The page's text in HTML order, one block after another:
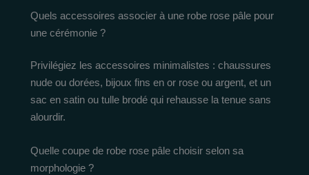
Quels accessoires associer à une robe rose pâle pour
une cérémonie ?
Privilégiez les accessoires minimalistes : chaussures
nude ou dorées, bijoux fins en or rose ou argent, et un
sac en satin ou tulle brodé qui rehausse la tenue sans
alourdir.
Quelle coupe de robe rose pâle choisir selon sa
morphologie ?